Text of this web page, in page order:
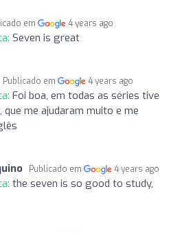
em 4 years ago
Seven is great
Publicado em 4 years ago
Foi boa, em todas as séries tive
me ajudaram muito e me
Publicado em 4 years ago
the seven is so good to study,